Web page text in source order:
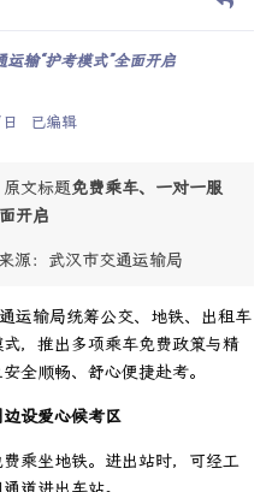
输“护考模式”全面开启
已编辑
文标题免费乘车、一对一服
开启
源：武汉市交通运输局
运输局统筹公交、地铁、出租车
，推出多项乘车免费政策与精
全顺畅、舒心便捷赴考。
设爱心候考区
乘坐地铁。进出站时，可经工